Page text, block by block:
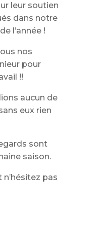
leur soutien
dans notre
l’année !
nos
pour
!!
aucun de
eux rien
sont
saison.
pas